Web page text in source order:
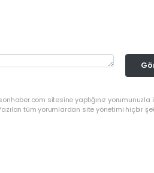
sitesine yaptığınız yorumunuzla
tüm yorumlardan site yönetimi hiçbir